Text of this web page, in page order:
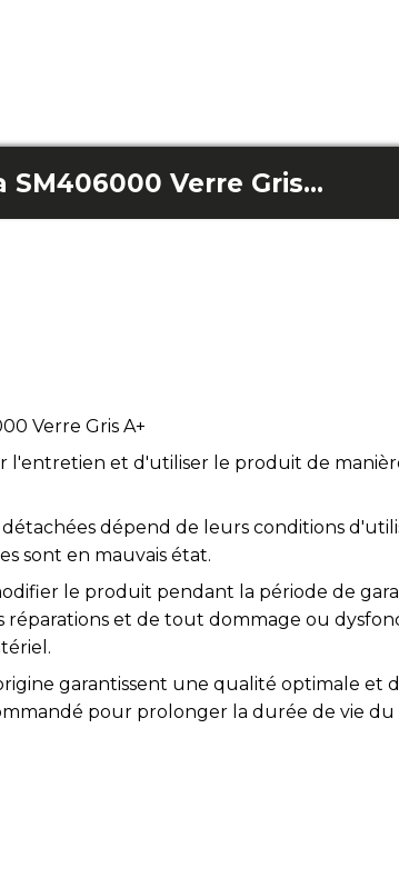
Porte Bolerohexa SM406000 Verre Gris A+
Verre Gris A+
et d'utiliser le produit de
détachées dépend de leurs conditions
sont en mauvais état.
le produit pendant la période de
réparations et de tout dommage ou
garantissent une qualité optimale et
pour prolonger la durée de vie du